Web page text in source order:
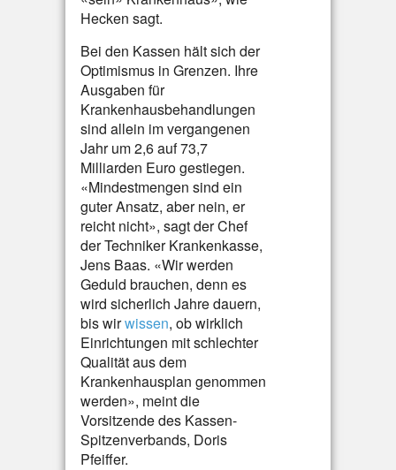
Hecken sagt.
Bei den Kassen hält sich der
Optimismus in Grenzen. Ihre
Ausgaben für
Krankenhausbehandlungen
sind allein im vergangenen
Jahr um 2,6 auf 73,7
Milliarden Euro gestiegen.
«Mindestmengen sind ein
guter Ansatz, aber nein, er
reicht nicht», sagt der Chef
der Techniker Krankenkasse,
Jens Baas. «Wir werden
Geduld brauchen, denn es
wird sicherlich Jahre dauern,
bis wirwissen, ob wirklich
Einrichtungen mit schlechter
Qualität aus dem
Krankenhausplan genommen
werden», meint die
Vorsitzende des Kassen-
Spitzenverbands, Doris
Pfeiffer.